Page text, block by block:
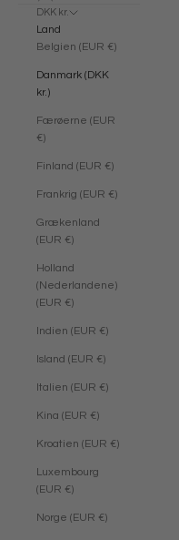
DKK kr.
Land
Belgien (EUR €)
Danmark (DKK
kr.)
Færøerne (EUR
€)
Finland (EUR €)
Frankrig (EUR €)
Grækenland
(EUR €)
Holland
(Nederlandene)
(EUR €)
Indien (EUR €)
Island (EUR €)
Italien (EUR €)
Kina (EUR €)
Kroatien (EUR €)
Luxembourg
(EUR €)
Norge (EUR €)